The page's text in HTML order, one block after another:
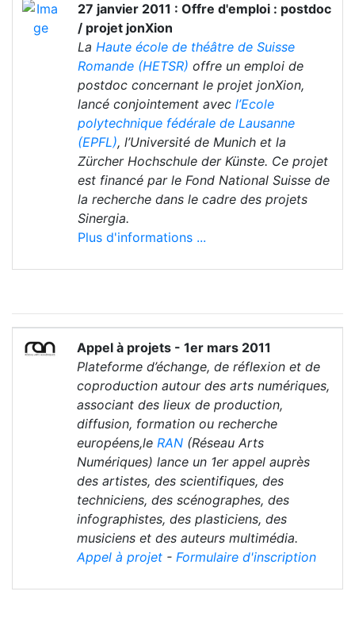
27 janvier 2011 : Offre d'emploi : postdoc
/ projet jonXion
La Haute école de théâtre de Suisse
Romande (HETSR) offre un emploi de
postdoc concernant le projet jonXion,
lancé conjointement avec l’Ecole
polytechnique fédérale de Lausanne
(EPFL), l’Université de Munich et la
Zürcher Hochschule der Künste. Ce projet
est financé par le Fond National Suisse de
la recherche dans le cadre des projets
Sinergia.
Plus d'informations ...
Appel à projets - 1er mars 2011
Plateforme d’échange, de réflexion et de
coproduction autour des arts numériques,
associant des lieux de production,
diffusion, formation ou recherche
européens,le RAN (Réseau Arts
Numériques) lance un 1er appel auprès
des artistes, des scientifiques, des
techniciens, des scénographes, des
infographistes, des plasticiens, des
musiciens et des auteurs multimédia.
Appel à projet - Formulaire d'inscription